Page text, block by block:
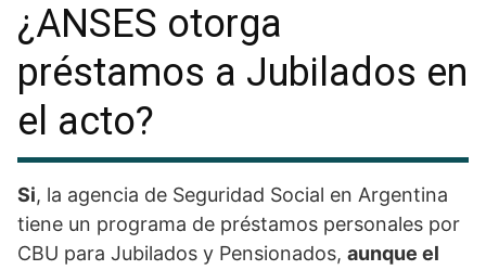
¿ANSES otorga
préstamos a Jubilados en
el acto?
Si, la agencia de Seguridad Social en Argentina
tiene un programa de préstamos personales por
CBU para Jubilados y Pensionados, aunque el